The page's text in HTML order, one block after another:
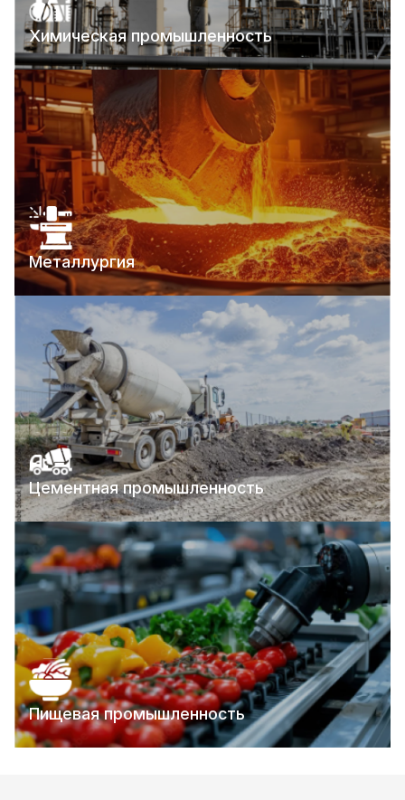
Химическая промышленность
Металлургия
Цементная промышленность
Пищевая промышленность